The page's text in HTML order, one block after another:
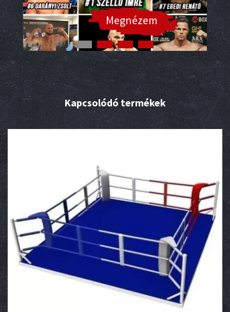
Megnézem
Kapcsolódó termékek